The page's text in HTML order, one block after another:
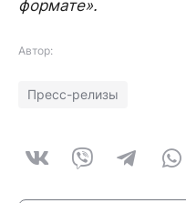
формате».
Автор:
Пресс-релизы